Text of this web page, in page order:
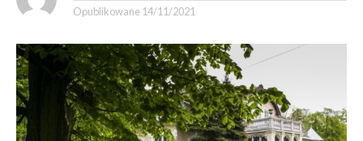
Opublikowane 14/11/2021